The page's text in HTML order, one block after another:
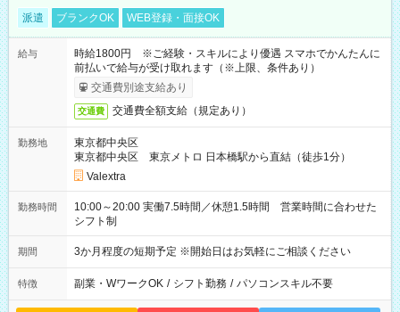
派遣 ブランクOK WEB登録・面接OK
給与
時給1800円 ※ご経験・スキルにより優遇 スマホでかんたんに
前払いで給与が受け取れます（※上限、条件あり）
交通費別途支給あり
交通費 交通費全額支給（規定あり）
勤務地
東京都中央区
東京都中央区 東京メトロ 日本橋駅から直結（徒歩1分）
Valextra
勤務時間
10:00～20:00 実働7.5時間／休憩1.5時間 営業時間に合わせた
シフト制
期間 3か月程度の短期予定 ※開始日はお気軽にご相談ください
特徴 副業・WワークOK / シフト勤務 / パソコンスキル不要